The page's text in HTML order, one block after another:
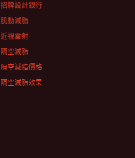
招牌設計銀行
肌動減脂
近視雷射
隔空減脂
隔空減脂價格
隔空減脂效果